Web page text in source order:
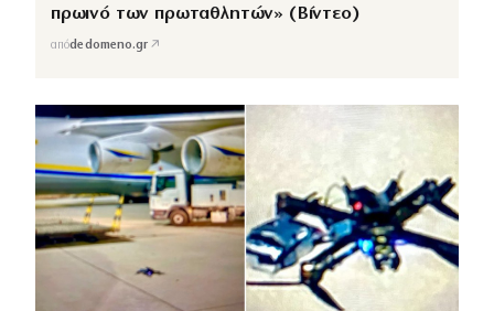
πρωινό των πρωταθλητών» (Βίντεο)
απόdedomeno.gr ↗